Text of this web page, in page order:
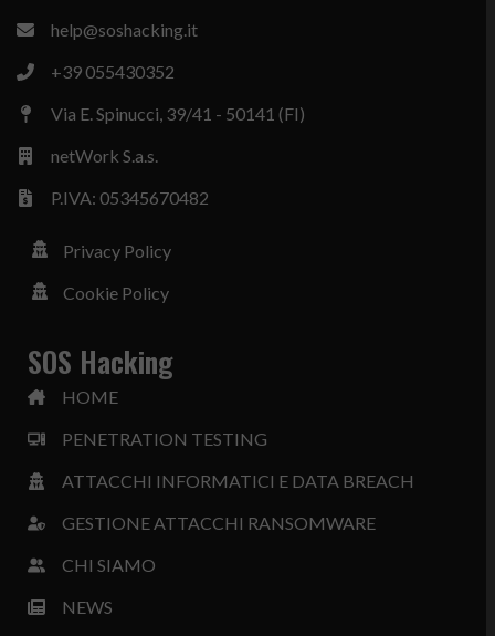
help@soshacking.it
+39 055430352
Via E. Spinucci, 39/41 - 50141 (FI)
netWork S.a.s.
P.IVA: 05345670482
Privacy Policy
Cookie Policy
SOS Hacking
HOME
PENETRATION TESTING
ATTACCHI INFORMATICI E DATA BREACH
GESTIONE ATTACCHI RANSOMWARE
CHI SIAMO
NEWS